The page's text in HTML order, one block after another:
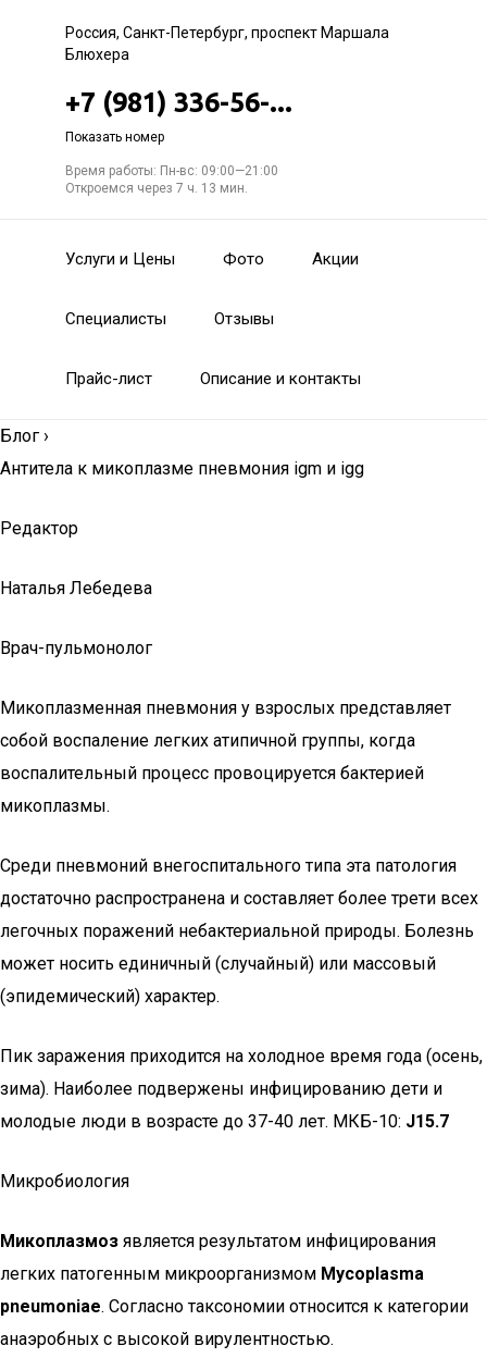
Россия, Санкт-Петербург, проспект Маршала
Блюхера
+7 (981) 336-56-...
Показать номер
Время работы: Пн-вс: 09:00—21:00
Откроемся через 7 ч. 13 мин.
Услуги и Цены Фото Акции
Специалисты Отзывы
Прайс-лист Описание и контакты
Блог ›
Антитела к микоплазме пневмония igm и igg
Редактор
Наталья Лебедева
Врач-пульмонолог
Микоплазменная пневмония у взрослых представляет
собой воспаление легких атипичной группы, когда
воспалительный процесс провоцируется бактерией
микоплазмы.
Среди пневмоний внегоспитального типа эта патология
достаточно распространена и составляет более трети всех
легочных поражений небактериальной природы. Болезнь
может носить единичный (случайный) или массовый
(эпидемический) характер.
Пик заражения приходится на холодное время года (осень,
зима). Наиболее подвержены инфицированию дети и
молодые люди в возрасте до 37-40 лет. МКБ-10: J15.7
Микробиология
Микоплазмоз является результатом инфицирования
легких патогенным микроорганизмом Мycoplasma
pneumoniae. Согласно таксономии относится к категории
анаэробных с высокой вирулентностью.